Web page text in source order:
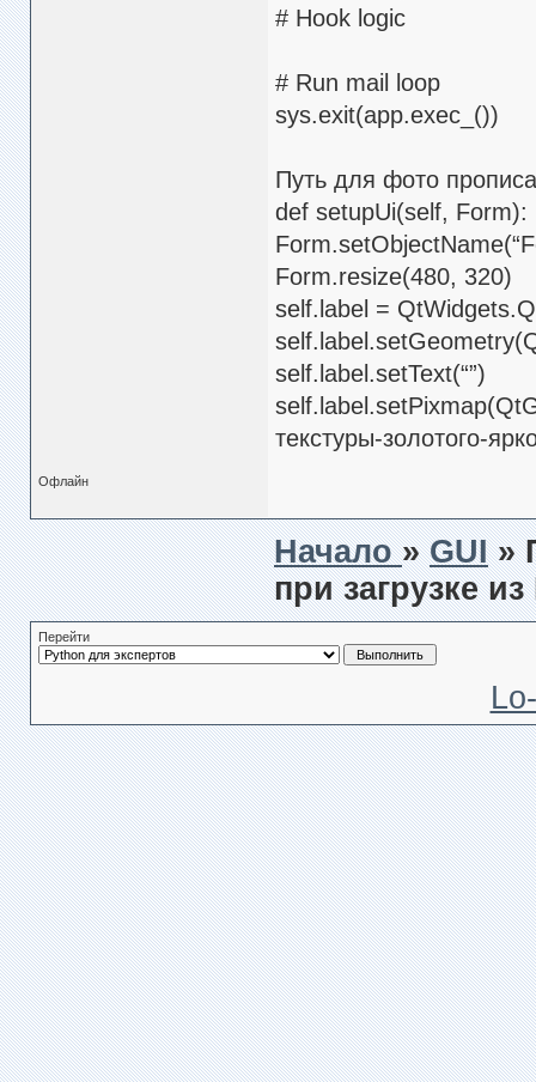
# Hook logic
# Run mail loop
sys.exit(app.exec_())
Путь для фото
def setupUi(self, Form):
Form.resize(480, 320)
self.label =
self.label.setText(“”)
текстуры-золотого-
Офлайн
Начало»GUI »
при загрузке
Перейти